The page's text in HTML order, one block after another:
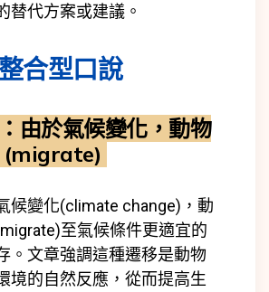
替代方案或建議。
合型口說
由於氣候變化，動物
(migrate)
候變化(climate change) ，動
migrate)至氣候條件更適宜的
。文章強調這種遷移是動物
境的自然反應，從而提高生